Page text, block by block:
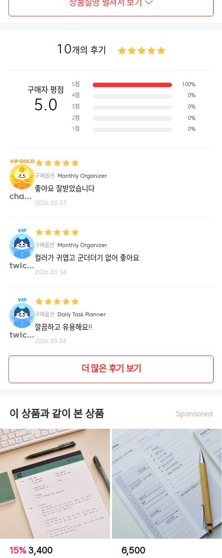
상품설명 펼쳐서 보기
10개의 후기
구매자 평점
5.0
5점 100%
4점 0%
3점 0%
2점 0%
1점 0%
chael**
구매옵션 Monthly Organizer
좋아요 잘받았습니다
2026.03.07
twice**
구매옵션 Monthly Organizer
컬러가 귀엽고 군더더기 없어 좋아요.
2026.03.04
twice**
구매옵션 Daily Task Planner
깔끔하고 유용해요!!
2026.03.04
더 많은 후기 보기
이 상품과 같이 본 상품 Sponsored
15% 3,400 6,500